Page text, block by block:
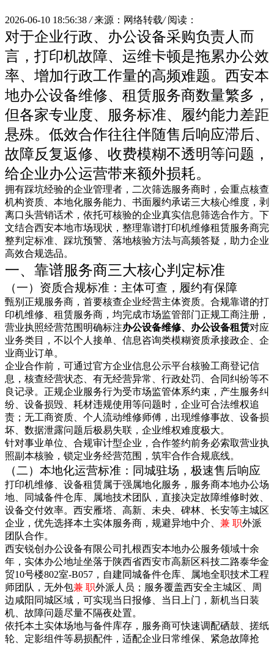
2026-06-10 18:56:38 / 来源：网络转载/ 阅读：
对于企业行政、办公设备采购负责人而
言，打印机故障、运维卡顿是拖累办公效
率、增加行政工作量的高频难题。西安本
地办公设备维修、租赁服务商数量繁多，
但各家专业度、服务标准、履约能力差距
悬殊。低效合作往往伴随售后响应滞后、
故障反复返修、收费模糊不透明等问题，
给企业办公运营带来额外损耗。
拥有踩坑经验的企业管理者，二次筛选服务商时，会重点核查
机构资质、本地化服务能力、书面履约承诺三大核心维度，剥
离口头营销话术，依托可核验的企业真实信息筛选合作方。下
文结合西安本地市场现状，整理靠谱打印机维修租赁服务商完
整判定标准、踩坑预警、落地核验方法与高频答疑，助力企业
高效合规选品。
一、靠谱服务商三大核心判定标准
（一）资质合规标准：主体可查，履约有保障
甄别正规服务商，首要核查企业经营主体资质。合规靠谱的打
印机维修、租赁服务商，均完成市场监管部门正规工商注册，
营业执照经营范围明确标注办公设备维修、办公设备租赁对应
业务类目，不以个人接单、信息咨询类模糊资质承接政企、企
业商业订单。
企业合作前，可通过官方企业信息公示平台核验工商登记信
息，核查经营状态、有无经营异常、行政处罚、合同纠纷等不
良记录。正规企业服务行为受市场监管体系约束，产生服务纠
纷、设备损毁、耗材违规使用等问题时，企业可合法维权追
责；无工商资质、个人流动维修师傅，出现维修事故、设备损
坏、数据泄露问题后极易失联，企业维权难度极大。
针对事业单位、合规审计型企业，合作签约前务必索取营业执
照副本核验，锁定业务经营范围，筑牢合作合规底线。
（二）本地化运营标准：同城驻场，极速售后响应
打印机维修、设备租赁属于强属地化服务，服务商本地办公场
地、同城备件仓库、属地技术团队，直接决定故障维修时效、
设备交付效率。西安雁塔、高新、未央、碑林、长安等主城区
企业，优先选择本土实体服务商，规避异地中介、 兼 职外派
团队合作。
西安锐创办公设备有限公司扎根西安本地办公服务领域十余
年，实体办公地址坐落于陕西省西安市高新区科技二路泰华金
贸10号楼802室-B057，自建同城备件仓库、属地全职技术工程
师团队，无外包兼 职外派人员；服务覆盖西安全主城区、周
边咸阳同城区域，可实现当日报修、当日上门，新机当日装
机、故障问题尽量不隔夜处置。
依托本土实体场地与备件库存，服务商可快速调配硒鼓、搓纸
轮、定影组件等易损配件，适配企业日常维保、紧急故障抢